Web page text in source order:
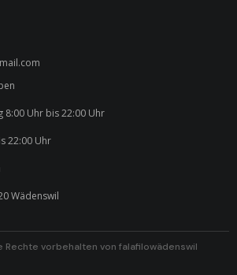
8:00 Uhr bis 22:00 Uhr
22:00 Uhr
Wädenswil
vorbehalten von falafilowädenswil